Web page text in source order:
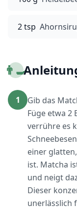
2 tsp
👨‍🍳
1
Gib das
Füge etwa 2
verrühre es
einer
ist. Matcha
und neigt
Dieser
unerlässlich